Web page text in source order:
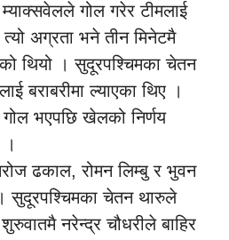
गोल गरेर टीमलाई
अग्रता भने तीन मिनेटमै
थियो । सुदूरपश्चिमका चेतन
बराबरीमा ल्याएका थिए ।
गोल भएपछि खेलको निर्णय
।
ढकाल, रोमन लिम्बु र भुवन
सुदूरपश्चिमका चेतन थारुले
नरेन्द्र चौधरीले बाहिर